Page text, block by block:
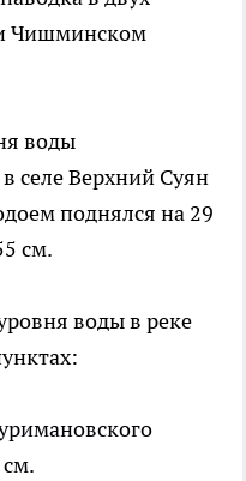
Чишминском
воды
селе Верхний Суян
поднялся на 29
см.
воды в реке